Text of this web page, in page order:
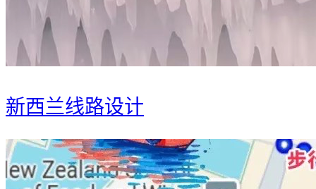
新西兰线路设计